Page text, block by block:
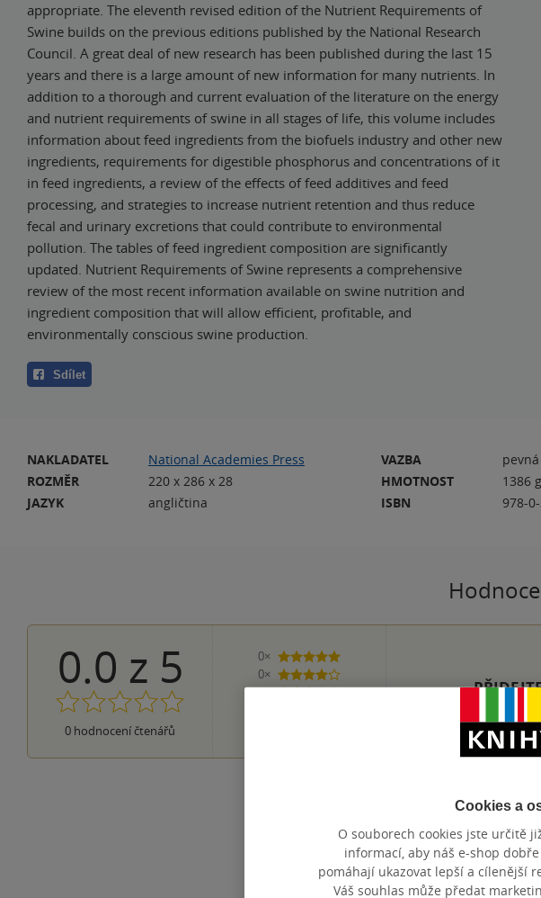
appropriate. The eleventh revised edition of the Nutrient Requirements of
Swine builds on the previous editions published by the National Research
Council. A great deal of new research has been published during the last 15
years and there is a large amount of new information for many nutrients. In
addition to a thorough and current evaluation of the literature on the energy
and nutrient requirements of swine in all stages of life, this volume includes
information about feed ingredients from the biofuels industry and other new
ingredients, requirements for digestible phosphorus and concentrations of it
in feed ingredients, a review of the effects of feed additives and feed
processing, and strategies to increase nutrient retention and thus reduce
fecal and urinary excretions that could contribute to environmental
pollution. The tables of feed ingredient composition are significantly
updated. Nutrient Requirements of Swine represents a comprehensive
review of the most recent information available on swine nutrition and
ingredient composition that will allow efficient, profitable, and
environmentally conscious swine production.
Sdílet
NAKLADATEL
National Academies Press
ROZMĚR
220 x 286 x 28
JAZYK
angličtina
VAZBA
HMOTNOST
1386 g
ISBN
978-
0.0 z 5
0 hodnocení čtenářů
0×
5 hvězdiček
0×
4 hvězdičky
0×
Cookies a
O souborech cookies jste určitě
informací, aby náš e-shop
pomáhají ukazovat lepší a cílenější
Váš souhlas může předat